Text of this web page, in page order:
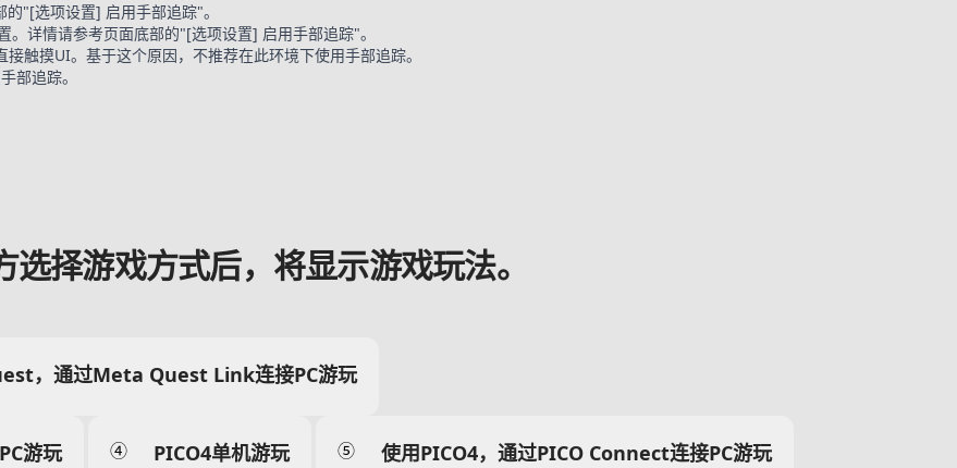
"[选项设置] 启用手部追踪"。
详情请参考页面底部的"[选项设置] 启用手部追踪"。
触摸UI。基于这个原因，不推荐在此环境下使用手部追踪。
追踪。
选择游戏方式后，将显示游戏玩法。
，通过Meta Quest Link连接PC游玩
游玩 ④ PICO4单机游玩 ⑤ 使用PICO4，通过PICO Connect连接PC游玩